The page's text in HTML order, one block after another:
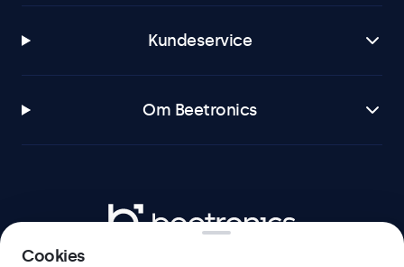
Kundeservice
Om Beetronics
Beetronics
Herstedøstervej 27-29, unit A, 2620 Albertslund, Danmark
Cookies